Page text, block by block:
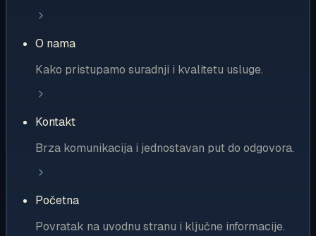
O nama
Kako pristupamo suradnji i kvalitetu usluge.
Kontakt
Brza komunikacija i jednostavan put do odgovora.
Početna
Povratak na uvodnu stranu i ključne informacije.